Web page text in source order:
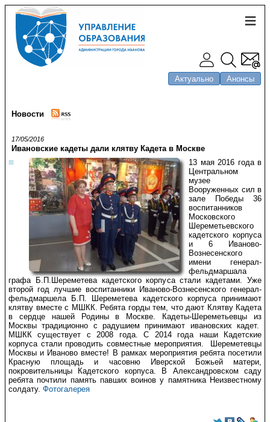
Актуально Анонсы
Новости
17/05/2016
Ивановские кадеты дали клятву Кадета в Москве
13 мая 2016 года в
Центральном
музее
Вооруженных сил в
зале Победы 36
воспитанников
Московского
Шереметьевского
кадетского корпуса
и 6 Иваново-
Вознесенского
имени генерал-
фельдмаршала
графа Б.П.Шереметева кадетского корпуса стали кадетами. Уже
второй год лучшие воспитанники Иваново-Вознесенского генерал-
фельдмаршела Б.П. Шереметева кадетского корпуса принимают
клятву вместе с МШКК. Ребята горды тем, что дают Клятву Кадета
в сердце нашей Родины в Москве. Кадеты-Шереметьевцы из
Москвы традиционно с радушием принимают ивановских кадет.
МШКК существует с 2008 года. С 2014 года наши Кадетские
корпуса стали проводить совместные мероприятия. Шереметевцы
Москвы и Иваново вместе! В рамках мероприятия ребята посетили
Красную площадь и часовню Иверской Божьей матери,
покровительницы Кадетского корпуса. В Александровском саду
ребята почтили память павших воинов у памятника Неизвестному
солдату. Фотогалерея